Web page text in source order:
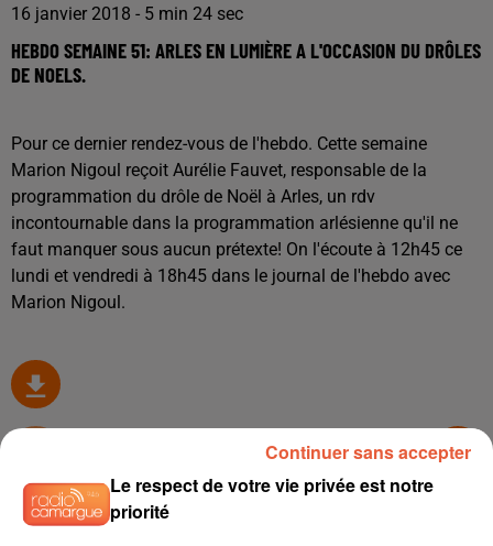
16 janvier 2018 - 5 min 24 sec
HEBDO SEMAINE 51: ARLES EN LUMIÈRE A L'OCCASION DU DRÔLES
DE NOELS.
Pour ce dernier rendez-vous de l'hebdo. Cette semaine
Marion Nigoul reçoit Aurélie Fauvet, responsable de la
programmation du drôle de Noël à Arles, un rdv
incontournable dans la programmation arlésienne qu'il ne
faut manquer sous aucun prétexte! On l'écoute à 12h45 ce
lundi et vendredi à 18h45 dans le journal de l'hebdo avec
Marion Nigoul.
TITRES DIFFUSÉSLe respect de votre vie privée est notre
priorité
Continuer sans accepter